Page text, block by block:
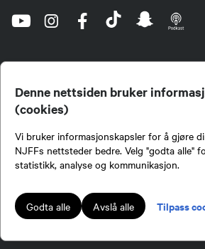
Denne nettsiden bruker
(cookies)
Vi bruker informasjonskapsler for å gjøre
NJFFs nettsteder bedre. Velg "godta alle"
statistikk, analyse og kommunikasjon.
Godta alle Avslå alle Tilpass
jegere og sportsfiskere og et av de viktigste miljøene for
fiske i Norge. Vi er en partipolitisk nøytral organisasjon, men
naturpolitisk engasjement i mange saker.
Lokalforeninger tilsluttet Norges Jeger- og Fiskerforbund har
publiserer på njff.no.